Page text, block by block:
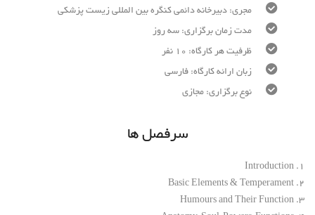
مجری: دبیرخانه دائمی کنگره بین المللی زیست پزشکی
مدت زمان برگزاری: سه روز
ظرفیت هر کارگاه: 10 نفر
زبان ارائه کارگاه: فارسی
نوع برگزاری: مجازی
سرفصل ها
1. Introduction
2. Basic Elements & Temperament
3. Humours and Their Function